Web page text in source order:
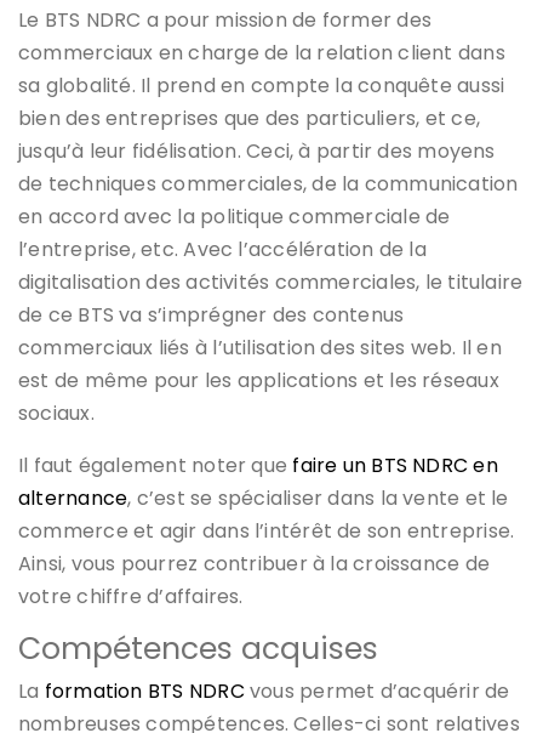
Le BTS NDRC a pour mission de former des
commerciaux en charge de la relation client dans
sa globalité. Il prend en compte la conquête aussi
bien des entreprises que des particuliers, et ce,
jusqu’à leur fidélisation. Ceci, à partir des moyens
de techniques commerciales, de la communication
en accord avec la politique commerciale de
l’entreprise, etc. Avec l’accélération de la
digitalisation des activités commerciales, le titulaire
de ce BTS va s’imprégner des contenus
commerciaux liés à l’utilisation des sites web. Il en
est de même pour les applications et les réseaux
sociaux.
Il faut également noter que faire un BTS NDRC en
alternance, c’est se spécialiser dans la vente et le
commerce et agir dans l’intérêt de son entreprise.
Ainsi, vous pourrez contribuer à la croissance de
votre chiffre d’affaires.
Compétences acquises
La formation BTS NDRC vous permet d’acquérir de
nombreuses compétences. Celles-ci sont relatives